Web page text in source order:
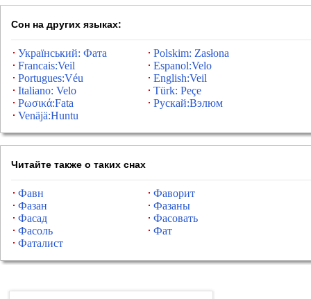
Сон на других языках:
Український: Фата
Polskim: Zasłona
Francais:Veil
Espanol:Velo
Portugues:Véu
English:Veil
Italiano: Velo
Türk: Peçe
Ρωσικά:Fata
Рускай:Вэлюм
Venäjä:Huntu
Читайте также о таких снах
Фавн
Фаворит
Фазан
Фазаны
Фасад
Фасовать
Фасоль
Фат
Фаталист